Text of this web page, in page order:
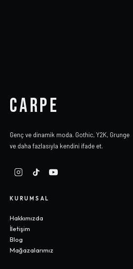
CARPE
Genç ve dinamik moda. Gothic, Y2K, Grunge
ve daha fazlasıyla kendini ifade et.
KURUMSAL
Hakkımızda
İletişim
Blog
Mağazalarımız